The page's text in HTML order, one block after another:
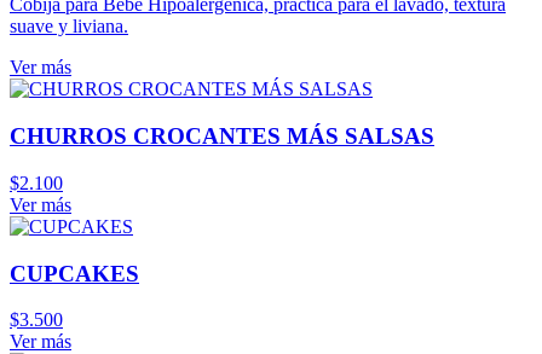
Cobija para Bebé Hipoalergénica, práctica para el lavado, textura
suave y liviana.
Ver más
CHURROS CROCANTES MÁS SALSAS
$2.100
Ver más
CUPCAKES
$3.500
Ver más